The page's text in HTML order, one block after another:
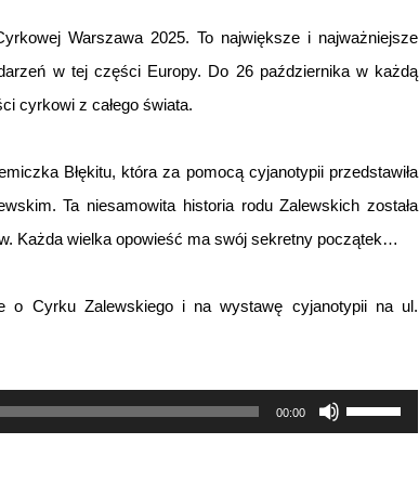
Warszawa 2025. To największe i najważniejsze
w tej części Europy. Do 26 października w każdą
cyrkowi z całego świata.
Błękitu, która za pomocą cyjanotypii przedstawiła
Ta niesamowita historia rodu Zalewskich została
Każda wielka opowieść ma swój sekretny początek…
o Cyrku Zalewskiego i na wystawę cyjanotypii na ul.
00:00
Używaj
strzałek